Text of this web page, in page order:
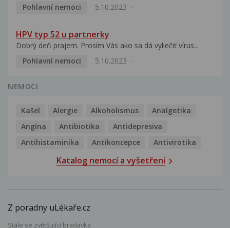
Pohlavní nemoci
5.10.2023
HPV typ 52 u partnerky
Dobrý deň prajem. Prosím Vás ako sa dá vyliečiť vírus...
Pohlavní nemoci
5.10.2023
NEMOCI
Kašel Alergie Alkoholismus
Analgetika
Angína
Antibiotika
Antidepresiva
Antihistaminika
Antikoncepce Antivirotika
Katalog nemocí a vyšetření
Z poradny uLékaře.cz
Stále se zvětšující bradavka